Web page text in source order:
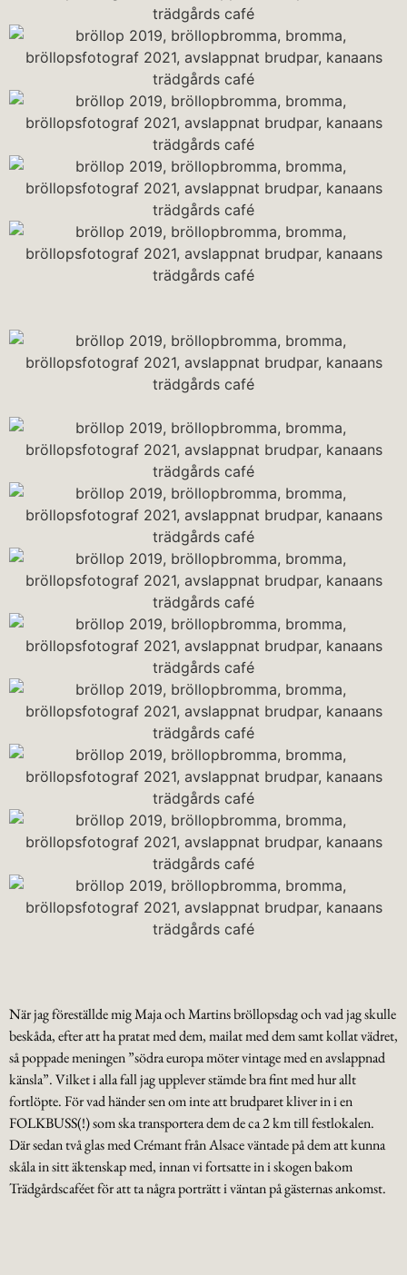
När jag föreställde mig Maja och Martins bröllopsdag och vad jag skulle
beskåda, efter att ha pratat med dem, mailat med dem samt kollat vädret,
så poppade meningen ”södra europa möter vintage med en avslappnad
känsla”. Vilket i alla fall jag upplever stämde bra fint med hur allt
fortlöpte. För vad händer sen om inte att brudparet kliver in i en
FOLKBUSS(!) som ska transportera dem de ca 2 km till festlokalen.
Där sedan två glas med Crémant från Alsace väntade på dem att kunna
skåla in sitt äktenskap med, innan vi fortsatte in i skogen bakom
Trädgårdscaféet för att ta några porträtt i väntan på gästernas ankomst.